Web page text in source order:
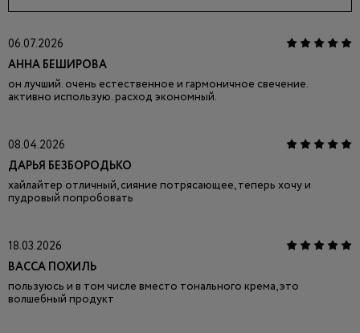
06.07.2026
АННА БЕШИРОВА
он лучший. очень естественное и гармоничное свечение.
активно использую. расход экономный.
08.04.2026
ДАРЬЯ БЕЗБОРОДЬКО
хайлайтер отличный, сияние потрясающее, теперь хочу и
пудровый попробовать
18.03.2026
ВАССА ПОХИЛЬ
пользуюсь и в том числе вместо тонального крема, это
волшебный продукт